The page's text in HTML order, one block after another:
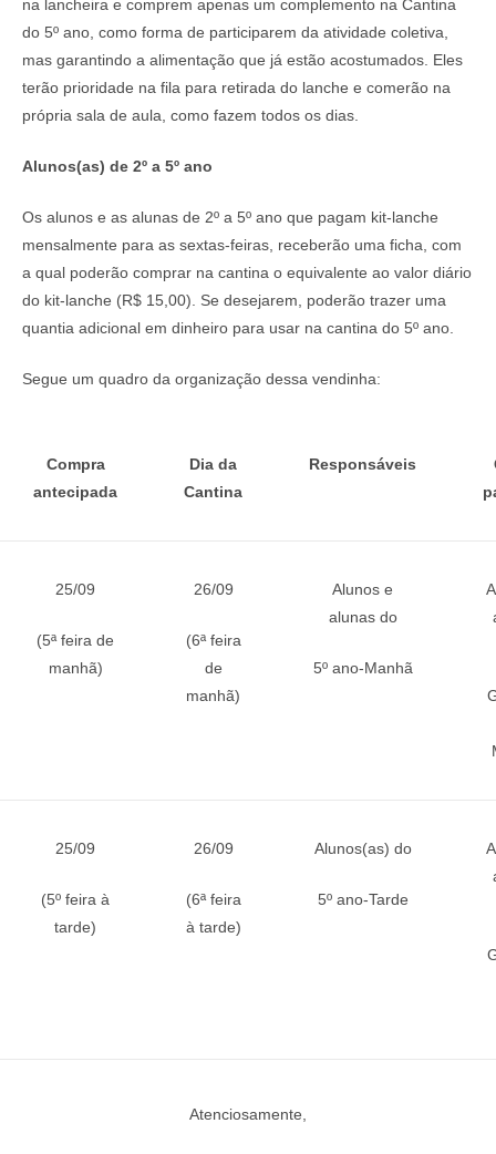
na lancheira e comprem apenas um complemento na Cantina
do 5º ano, como forma de participarem da atividade coletiva,
mas garantindo a alimentação que já estão acostumados. Eles
terão prioridade na fila para retirada do lanche e comerão na
própria sala de aula, como fazem todos os dias.
Alunos(as) de 2º a 5º ano
Os alunos e as alunas de 2º a 5º ano que pagam kit-lanche
mensalmente para as sextas-feiras, receberão uma ficha, com
a qual poderão comprar na cantina o equivalente ao valor diário
do kit-lanche (R$ 15,00). Se desejarem, poderão trazer uma
quantia adicional em dinheiro para usar na cantina do 5º ano.
Segue um quadro da organização dessa vendinha:
Compra
antecipada
Dia da
Cantina
Responsáveis
25/09
(5ª feira de
manhã)
26/09
(6ª feira
de
manhã)
Alunos e
alunas do
5º ano-Manhã
25/09
(5º feira à
tarde)
26/09
(6ª feira
à tarde)
Alunos(as) do
5º ano-Tarde
Atenciosamente,